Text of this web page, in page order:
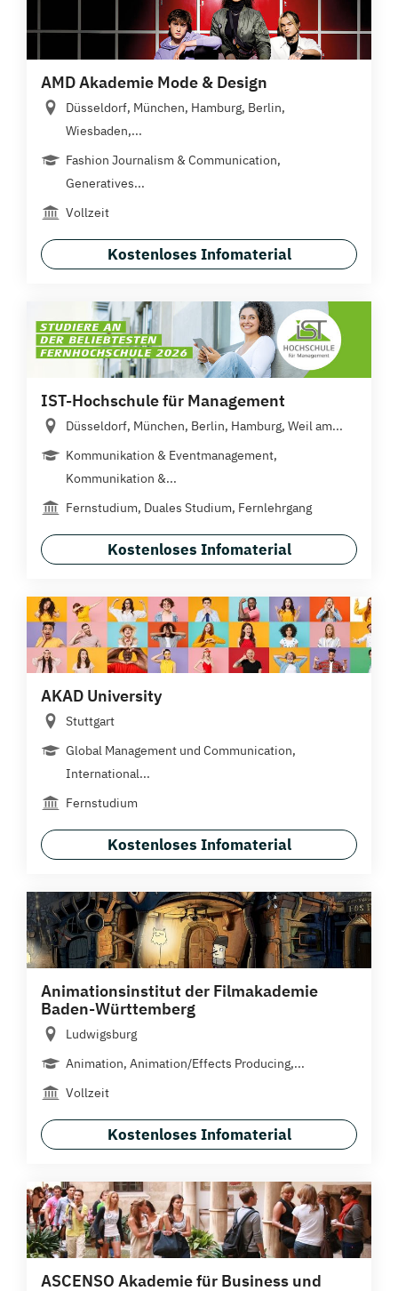
AMD Akademie Mode & Design
Düsseldorf, München, Hamburg, Berlin,
Wiesbaden,...
Fashion Journalism & Communication,
Generatives...
Vollzeit
Kostenloses Infomaterial
IST-Hochschule für Management
Düsseldorf, München, Berlin, Hamburg, Weil am...
Kommunikation & Eventmanagement,
Kommunikation &...
Fernstudium, Duales Studium, Fernlehrgang
Kostenloses Infomaterial
AKAD University
Stuttgart
Global Management und Communication,
International...
Fernstudium
Kostenloses Infomaterial
Animationsinstitut der Filmakademie
Baden-Württemberg
Ludwigsburg
Animation, Animation/Effects Producing,...
Vollzeit
Kostenloses Infomaterial
ASCENSO Akademie für Business und